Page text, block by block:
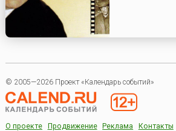
© 2005—2026 Проект «Календарь событий»
О проекте Продвижение Реклама Контакты